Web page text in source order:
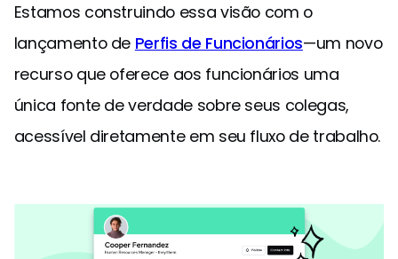
Estamos construindo essa visão com o
lançamento de Perfis de Funcionários—um novo
recurso que oferece aos funcionários uma
única fonte de verdade sobre seus colegas,
acessível diretamente em seu fluxo de trabalho.